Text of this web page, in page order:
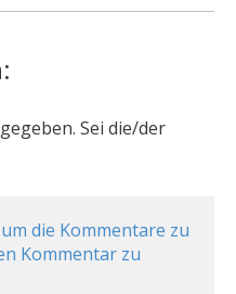
Sei die/der
die Kommentare zu
Kommentar zu